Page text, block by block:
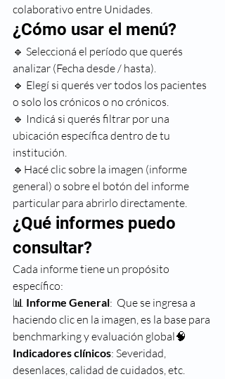
colaborativo entre Unidades.
¿Cómo usar el menú?
🔹 Seleccioná el período que querés
analizar (Fecha desde / hasta).
🔹 Elegí si querés ver todos los pacientes
o solo los crónicos o no crónicos.
🔹 Indicá si querés filtrar por una
ubicación específica dentro de tu
institución.
🔹Hacé clic sobre la imagen (informe
general) o sobre el botón del informe
particular para abrirlo directamente.
¿Qué informes puedo
consultar?
Cada informe tiene un propósito
específico:
📊 Informe General:  Que se ingresa a
haciendo clic en la imagen, es la base para
benchmarking y evaluación global🧠
Indicadores clínicos: Severidad,
desenlaces, calidad de cuidados, etc.